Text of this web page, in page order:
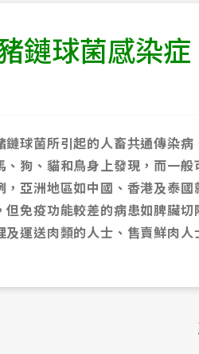
鏈球菌感染症
球菌所引起的人畜共通傳染
狗、貓和鳥身上發現，而一
亞洲地區如中國、香港及泰
免疫功能較差的病患如脾臟
運送肉類的人士、售賣鮮肉